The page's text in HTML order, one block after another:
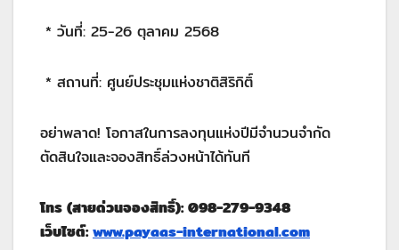
* วันที่: 25-26 ตุลาคม 2568
* สถานที่: ศูนย์ประชุมแห่งชาติสิริกิติ์
อย่าพลาด! โอกาสในการลงทุนแห่งปีมีจำนวนจำกัด
ตัดสินใจและจองสิทธิ์ล่วงหน้าได้ทันที
โทร (สายด่วนจองสิทธิ์): 098-279-9348
เว็บไซต์:www.payaas-international.com